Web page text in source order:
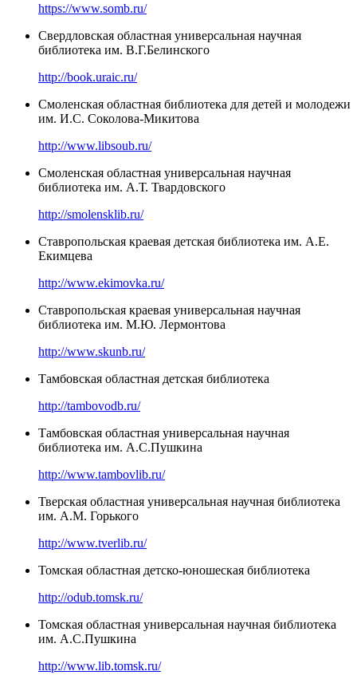
https://www.somb.ru/
Свердловская областная универсальная научная
библиотека им. В.Г.Белинского
http://book.uraic.ru/
Смоленская областная библиотека для детей и молодежи
им. И.С. Соколова-Микитова
http://www.libsoub.ru/
Смоленская областная универсальная научная
библиотека им. А.Т. Твардовского
http://smolensklib.ru/
Ставропольская краевая детская библиотека им. А.Е.
Екимцева
http://www.ekimovka.ru/
Ставропольская краевая универсальная научная
библиотека им. М.Ю. Лермонтова
http://www.skunb.ru/
Тамбовская областная детская библиотека
http://tambovodb.ru/
Тамбовская областная универсальная научная
библиотека им. А.С.Пушкина
http://www.tambovlib.ru/
Тверская областная универсальная научная библиотека
им. А.М. Горького
http://www.tverlib.ru/
Томская областная детско-юношеская библиотека
http://odub.tomsk.ru/
Томская областная универсальная научная библиотека
им. А.С.Пушкина
http://www.lib.tomsk.ru/